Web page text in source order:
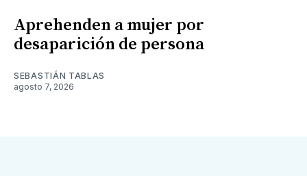
Aprehenden a mujer por
desaparición de persona
SEBASTIÁN TABLAS
agosto 7, 2026